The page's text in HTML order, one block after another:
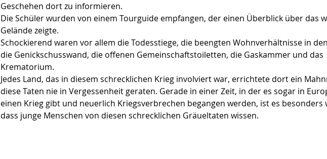
Geschehen dort zu informieren.
Die Schüler wurden von einem Tourguide empfangen, der einen Überblick über das
Gelände zeigte.
Schockierend waren vor allem die Todesstiege, die beengten Wohnverhältnisse in
die Genickschusswand, die offenen Gemeinschaftstoiletten, die Gaskammer und das
Krematorium.
Jedes Land, das in diesem schrecklichen Krieg involviert war, errichtete dort ein
diese Taten nie in Vergessenheit geraten. Gerade in einer Zeit, in der es sogar in
einen Krieg gibt und neuerlich Kriegsverbrechen begangen werden, ist es besonders
dass junge Menschen von diesen schrecklichen Gräueltaten wissen.